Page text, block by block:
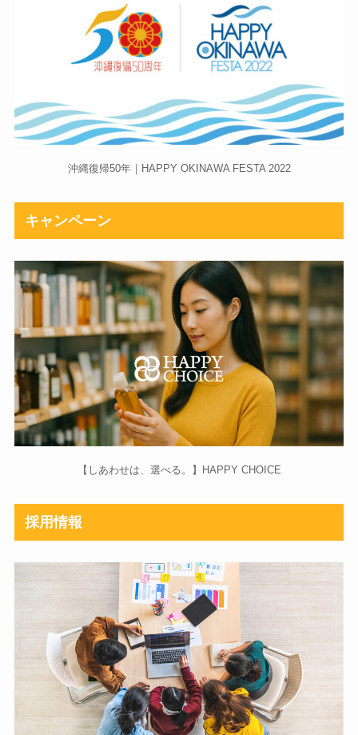
沖縄復帰50年｜HAPPY OKINAWA FESTA 2022
キャンペーン
【しあわせは、選べる。】HAPPY CHOICE
採用情報